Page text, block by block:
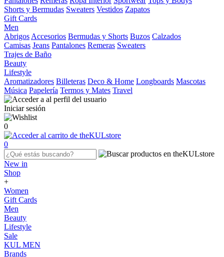
Shorts y Bermudas Sweaters Vestidos Zapatos
Gift Cards
Men
Abrigos Accesorios Bermudas y Shorts Buzos Calzados
Camisas Jeans Pantalones Remeras Sweaters
Trajes de Baño
Beauty
Lifestyle
Aromatizadores Billeteras Deco & Home Longboards Mascotas
Música Papelería Termos y Mates Travel
Iniciar sesión
0
0
New in
Shop
+
Women
Gift Cards
Men
Beauty
Lifestyle
Sale
KUL MEN
Brands